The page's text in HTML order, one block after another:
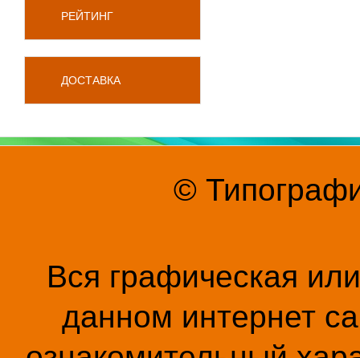
РЕЙТИНГ
ДОСТАВКА
©
Вся графическая
данном интернет